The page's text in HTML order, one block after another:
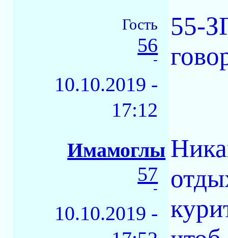
Гость
56
-
10.10.2019 -
17:12
55-
Имамоглы
57
-
10.10.2019 -